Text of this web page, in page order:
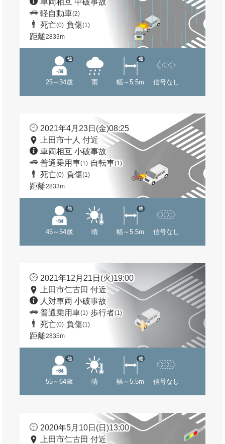
車両相互 中破事故
軽自動車(2)
死亡(0) 負傷(1)
距離2833m
25～34歳
他
雨 幅～5.5m
他
信号なし
2021年4月23日(金)08:25
上田市十人 付近
車両相互 小破事故
普通乗用車(1) 自転車(1)
死亡(0) 負傷(1)
距離2833m
45～54歳
他
晴 幅～5.5m
他
信号なし
2021年12月21日(火)19:00
上田市仁古田 付近
人対車両 小破事故
普通乗用車(1) 歩行者(1)
死亡(0) 負傷(1)
距離2835m
55～64歳
他
晴 幅～5.5m
他
信号なし
2020年5月10日(日)13:00
上田市仁古田 付近